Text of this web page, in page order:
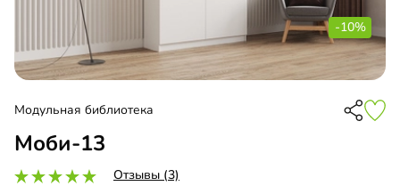
-10%
Модульная библиотека
Моби-13
Отзывы (3)